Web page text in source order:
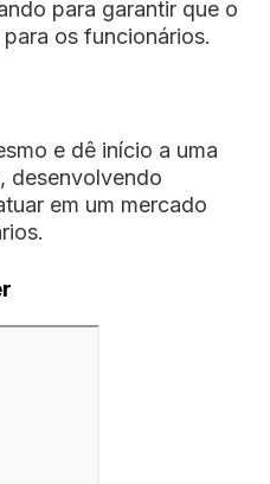
para garantir que o
os funcionários.
e dê início a uma
desenvolvendo
em um mercado